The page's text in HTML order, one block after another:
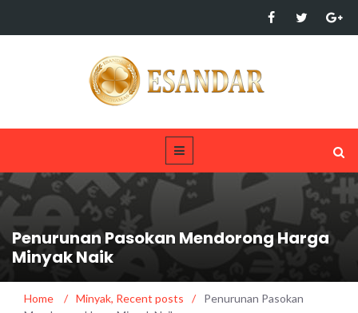
Penurunan Pasokan Mendorong Harga
Minyak Naik
Home / Minyak, Recent posts /
Penurunan Pasokan